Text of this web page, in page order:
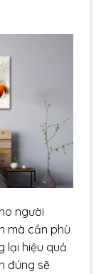
người
mà cần phù
lại hiệu quả
đúng sẽ